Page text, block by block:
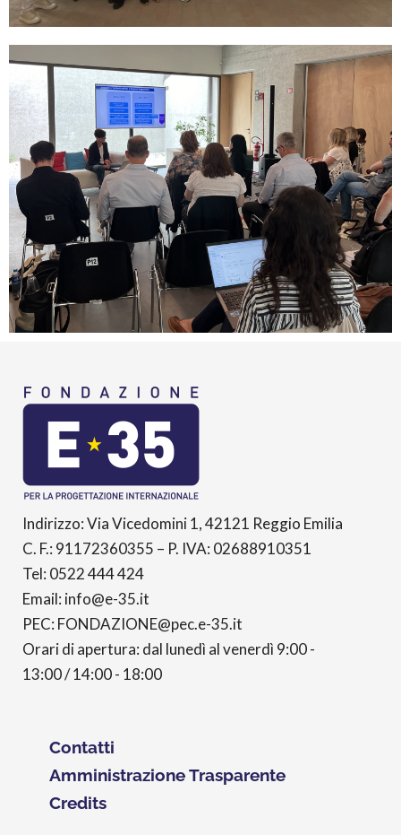
Indirizzo: Via Vicedomini 1, 42121 Reggio Emilia
C. F.: 91172360355 – P. IVA: 02688910351
Tel: 0522 444 424
Email: info@e-35.it
PEC: FONDAZIONE@pec.e-35.it
Orari di apertura: dal lunedì al venerdì 9:00 -
13:00 / 14:00 - 18:00
Contatti
Amministrazione Trasparente
Credits